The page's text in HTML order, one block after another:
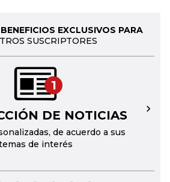
EXCLUSIVOS PARA
SUSCRIPTORES
1
DE NOTICIAS
de acuerdo a sus
de interés
→